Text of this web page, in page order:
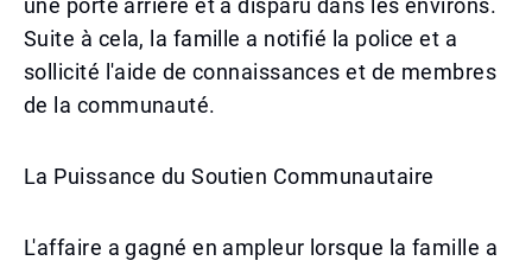
une porte arrière et a disparu dans les environs.
Suite à cela, la famille a notifié la police et a
sollicité l'aide de connaissances et de membres
de la communauté.
La Puissance du Soutien Communautaire
L'affaire a gagné en ampleur lorsque la famille a